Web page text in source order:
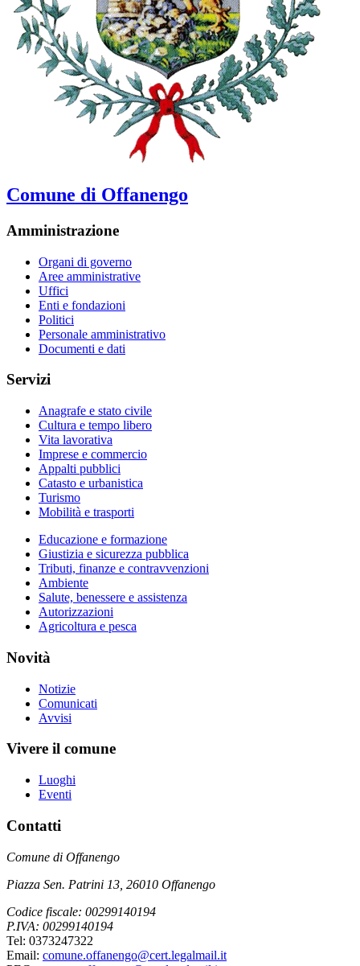
Comune di Offanengo
Amministrazione
Organi di governo
Aree amministrative
Uffici
Enti e fondazioni
Politici
Personale amministrativo
Documenti e dati
Servizi
Anagrafe e stato civile
Cultura e tempo libero
Vita lavorativa
Imprese e commercio
Appalti pubblici
Catasto e urbanistica
Turismo
Mobilità e trasporti
Educazione e formazione
Giustizia e sicurezza pubblica
Tributi, finanze e contravvenzioni
Ambiente
Salute, benessere e assistenza
Autorizzazioni
Agricoltura e pesca
Novità
Notizie
Comunicati
Avvisi
Vivere il comune
Luoghi
Eventi
Contatti
Comune di Offanengo
Piazza Sen. Patrini 13, 26010 Offanengo
Codice fiscale: 00299140194
P.IVA: 00299140194
Tel: 0373247322
Email: comune.offanengo@cert.legalmail.it